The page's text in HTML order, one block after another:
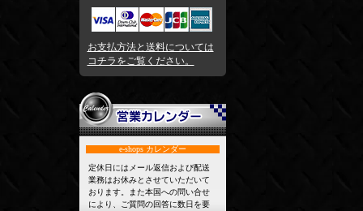
お支払方法と送料については
コチラをご覧ください。
e-shops カレンダー
定休日にはメール返信および配送
業務はお休みとさせていただいて
おります。また本国への問い合せ
により、ご質問の回答に数日を要